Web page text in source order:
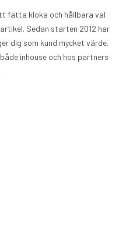
fatta kloka och hållbara val
Sedan starten 2012 har
dig som kund mycket värde.
inhouse och hos partners